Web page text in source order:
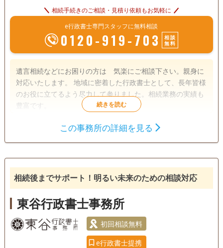
相続手続きのご相談・見積り依頼もお気軽に
e行政書士専門スタッフに無料相談
0120-919-703
相談
無料
遺言相続などにお困りの方は 気楽にご相談下さい。親身に
対応いたします。 地域に密着した行政書士として、長年皆様
のお役に立てるよう尽力して参りました。相続業務の実績も
豊富です。
遺産分割
戸籍収集
相続人調査
電話相談可 訪問可 土日相談可 初回相談無料
18時以降相談可 事務所面談可
この事務所の詳細を見る
相続後までサポート！明るい未来のための相談対応
東谷行政書士事務所
初回相談無料
e行政書士提携